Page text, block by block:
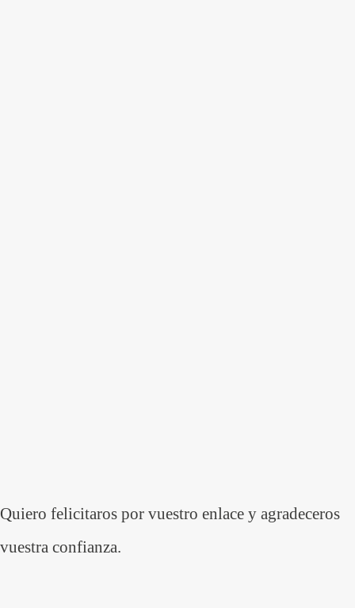
Quiero felicitaros por vuestro enlace y agradeceros
vuestra confianza.